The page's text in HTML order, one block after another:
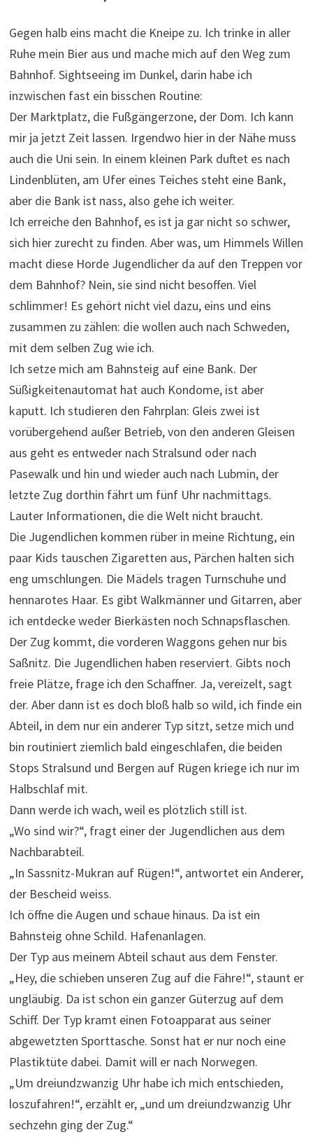
Gegen halb eins macht die Kneipe zu. Ich trinke in aller
Ruhe mein Bier aus und mache mich auf den Weg zum
Bahnhof. Sightseeing im Dunkel, darin habe ich
inzwischen fast ein bisschen Routine:
Der Marktplatz, die Fußgängerzone, der Dom. Ich kann
mir ja jetzt Zeit lassen. Irgendwo hier in der Nähe muss
auch die Uni sein. In einem kleinen Park duftet es nach
Lindenblüten, am Ufer eines Teiches steht eine Bank,
aber die Bank ist nass, also gehe ich weiter.
Ich erreiche den Bahnhof, es ist ja gar nicht so schwer,
sich hier zurecht zu finden. Aber was, um Himmels Willen
macht diese Horde Jugendlicher da auf den Treppen vor
dem Bahnhof? Nein, sie sind nicht besoffen. Viel
schlimmer! Es gehört nicht viel dazu, eins und eins
zusammen zu zählen: die wollen auch nach Schweden,
mit dem selben Zug wie ich.
Ich setze mich am Bahnsteig auf eine Bank. Der
Süßigkeitenautomat hat auch Kondome, ist aber
kaputt. Ich studieren den Fahrplan: Gleis zwei ist
vorübergehend außer Betrieb, von den anderen Gleisen
aus geht es entweder nach Stralsund oder nach
Pasewalk und hin und wieder auch nach Lubmin, der
letzte Zug dorthin fährt um fünf Uhr nachmittags.
Lauter Informationen, die die Welt nicht braucht.
Die Jugendlichen kommen rüber in meine Richtung, ein
paar Kids tauschen Zigaretten aus, Pärchen halten sich
eng umschlungen. Die Mädels tragen Turnschuhe und
hennarotes Haar. Es gibt Walkmänner und Gitarren, aber
ich entdecke weder Bierkästen noch Schnapsflaschen.
Der Zug kommt, die vorderen Waggons gehen nur bis
Saßnitz. Die Jugendlichen haben reserviert. Gibts noch
freie Plätze, frage ich den Schaffner. Ja, vereizelt, sagt
der. Aber dann ist es doch bloß halb so wild, ich finde ein
Abteil, in dem nur ein anderer Typ sitzt, setze mich und
bin routiniert ziemlich bald eingeschlafen, die beiden
Stops Stralsund und Bergen auf Rügen kriege ich nur im
Halbschlaf mit.
Dann werde ich wach, weil es plötzlich still ist.
„Wo sind wir?“, fragt einer der Jugendlichen aus dem
Nachbarabteil.
„In Sassnitz-Mukran auf Rügen!“, antwortet ein Anderer,
der Bescheid weiss.
Ich öffne die Augen und schaue hinaus. Da ist ein
Bahnsteig ohne Schild. Hafenanlagen.
Der Typ aus meinem Abteil schaut aus dem Fenster.
„Hey, die schieben unseren Zug auf die Fähre!“, staunt er
ungläubig. Da ist schon ein ganzer Güterzug auf dem
Schiff. Der Typ kramt einen Fotoapparat aus seiner
abgewetzten Sporttasche. Sonst hat er nur noch eine
Plastiktüte dabei. Damit will er nach Norwegen.
„Um dreiundzwanzig Uhr habe ich mich entschieden,
loszufahren!“, erzählt er, „und um dreiundzwanzig Uhr
sechzehn ging der Zug.“